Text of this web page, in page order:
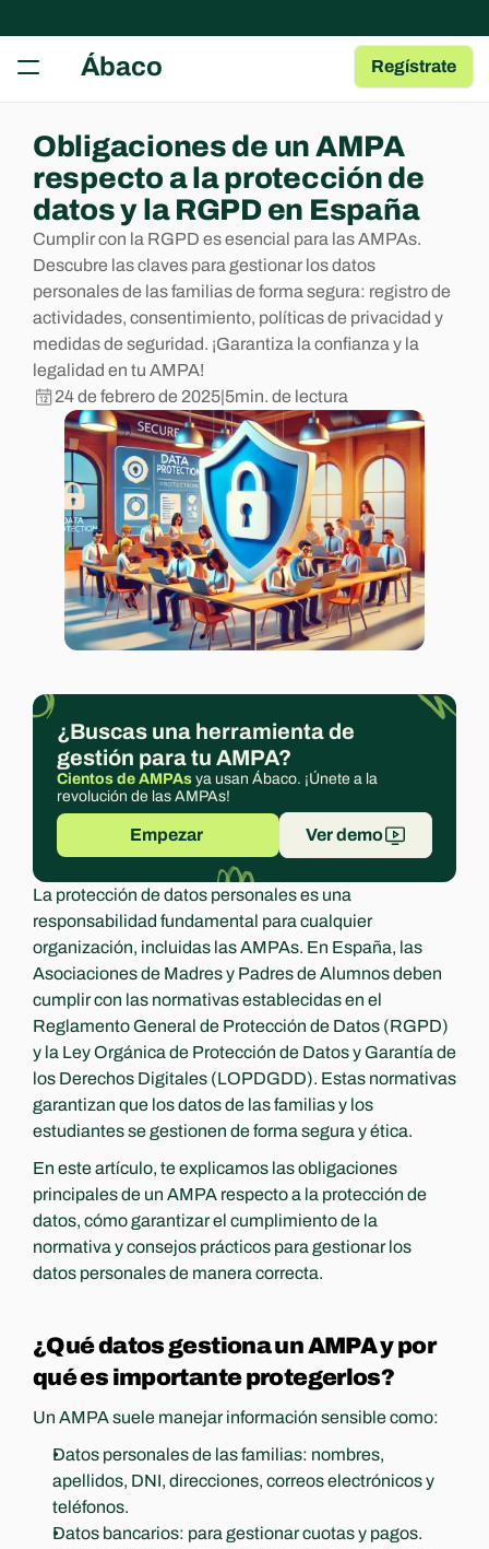
Obligaciones de un AMPA
respecto a la protección de
datos y la RGPD en España
Cumplir con la RGPD es esencial para las AMPAs.
Descubre las claves para gestionar los datos
personales de las familias de forma segura: registro de
actividades, consentimiento, políticas de privacidad y
medidas de seguridad. ¡Garantiza la confianza y la
legalidad en tu AMPA!
24 de febrero de 2025|5min. de lectura
¿Buscas una herramienta de
gestión para tu AMPA?
Cientos de AMPAs ya usan Ábaco. ¡Únete a la
revolución de las AMPAs!
Empezar Ver demo
La protección de datos personales es una
responsabilidad fundamental para cualquier
organización, incluidas las AMPAs. En España, las
Asociaciones de Madres y Padres de Alumnos deben
cumplir con las normativas establecidas en el
Reglamento General de Protección de Datos (RGPD)
y la Ley Orgánica de Protección de Datos y Garantía de
los Derechos Digitales (LOPDGDD). Estas normativas
garantizan que los datos de las familias y los
estudiantes se gestionen de forma segura y ética.
En este artículo, te explicamos las obligaciones
principales de un AMPA respecto a la protección de
datos, cómo garantizar el cumplimiento de la
normativa y consejos prácticos para gestionar los
datos personales de manera correcta.
¿Qué datos gestiona un AMPA y por
qué es importante protegerlos?
Un AMPA suele manejar información sensible como:
Datos personales de las familias: nombres,
apellidos, DNI, direcciones, correos electrónicos y
teléfonos.
Datos bancarios: para gestionar cuotas y pagos.
Ábaco Herramientas gratuitas
Guía para AMPAs
Aprende a gestionar una AMPA
Centro de Ayuda
Artículos y Guías sobre las Apps
Blog
Contenido de interés para AMPAs
COMMUNITY
Join
Events
Experts
Regístrate